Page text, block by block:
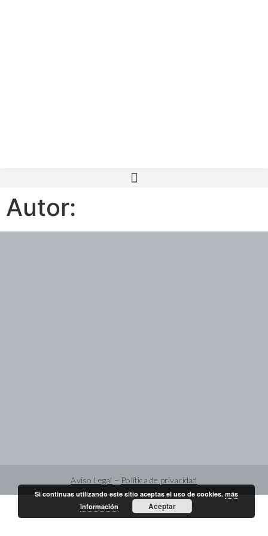
Autor:
Aviso Legal – Política de privacidad
Si continuas utilizando este sitio aceptas el uso de cookies. más
información
Aceptar